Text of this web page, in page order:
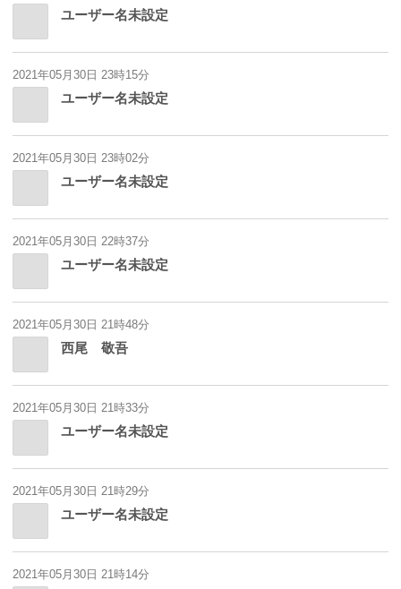
ユーザー名未設定
2021年05月30日 23時15分
ユーザー名未設定
2021年05月30日 23時02分
ユーザー名未設定
2021年05月30日 22時37分
ユーザー名未設定
2021年05月30日 21時48分
西尾 敬吾
2021年05月30日 21時33分
ユーザー名未設定
2021年05月30日 21時29分
ユーザー名未設定
2021年05月30日 21時14分